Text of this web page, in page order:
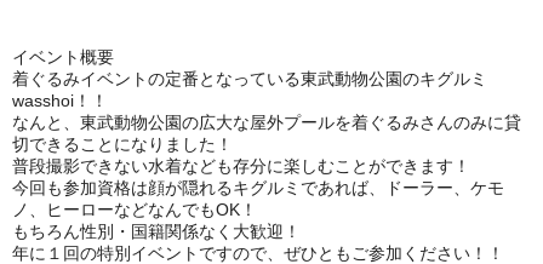
イベント概要
着ぐるみイベントの定番となっている東武動物公園のキグルミ
wasshoi！！
なんと、東武動物公園の広大な屋外プールを着ぐるみさんのみに貸
切できることになりました！
普段撮影できない水着なども存分に楽しむことができます！
今回も参加資格は顔が隠れるキグルミであれば、ドーラー、ケモ
ノ、ヒーローなどなんでもOK！
もちろん性別・国籍関係なく大歓迎！
年に１回の特別イベントですので、ぜひともご参加ください！！